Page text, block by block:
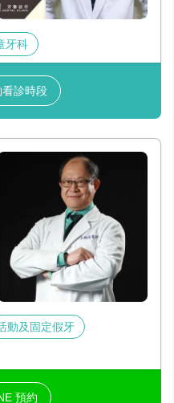
牙科
診時段
動及固定假牙
預約